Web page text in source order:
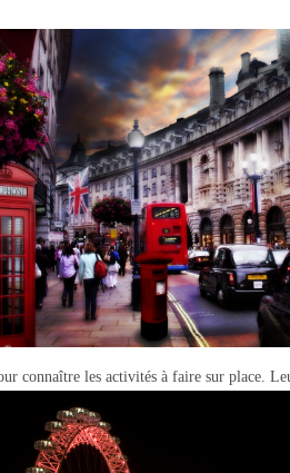
connaître les activités à faire sur place.